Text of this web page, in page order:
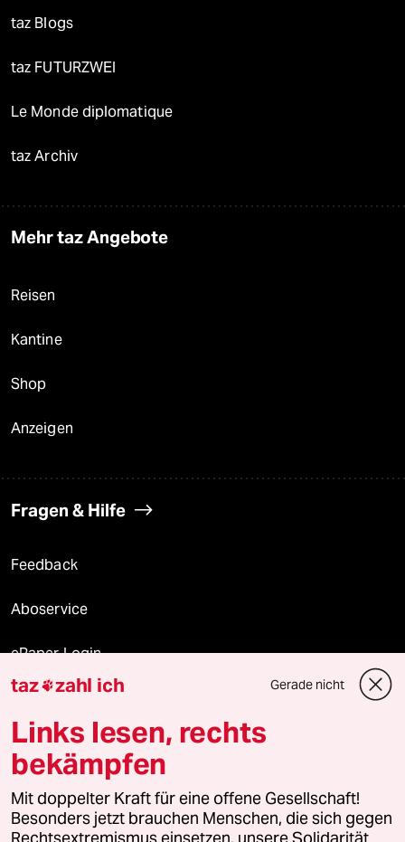
taz Blogs
taz FUTURZWEI
Le Monde diplomatique
taz Archiv
Mehr taz Angebote
Reisen
Kantine
Shop
Anzeigen
Fragen & Hilfe
Feedback
Aboservice
ePaper Login
Downloads für Abonnierende
© 2026 taz Verlags und Vertriebs GmbH
Alle Rechte vorbehalten. Bei rechtlichen Fragen oder für Genehmigungen
wenden Sie sich bitte an
lizenzen@taz.de
taz zahl ich Gerade nicht
Links lesen, rechts
bekämpfen
Mit doppelter Kraft für eine offene Gesellschaft!
Besonders jetzt brauchen Menschen, die sich gegen